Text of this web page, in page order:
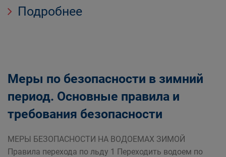
Подробнее
Меры по безопасности в зимний
период. Основные правила и
требования безопасности
МЕРЫ БЕЗОПАСНОСТИ НА ВОДОЕМАХ ЗИМОЙ
Правила перехода по льду 1 Переходить водоем по